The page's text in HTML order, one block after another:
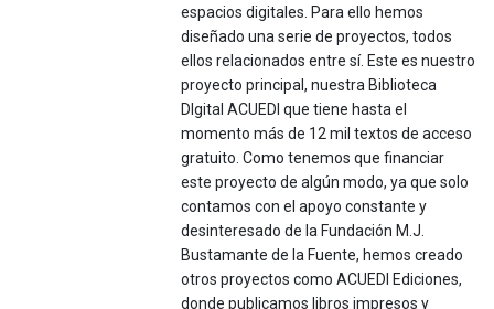
espacios digitales. Para ello hemos
diseñado una serie de proyectos, todos
ellos relacionados entre sí. Este es nuestro
proyecto principal, nuestra Biblioteca
DIgital ACUEDI que tiene hasta el
momento más de 12 mil textos de acceso
gratuito. Como tenemos que financiar
este proyecto de algún modo, ya que solo
contamos con el apoyo constante y
desinteresado de la Fundación M.J.
Bustamante de la Fuente, hemos creado
otros proyectos como ACUEDI Ediciones,
donde publicamos libros impresos y